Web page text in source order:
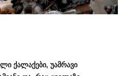
ქალაქები, უამრავი